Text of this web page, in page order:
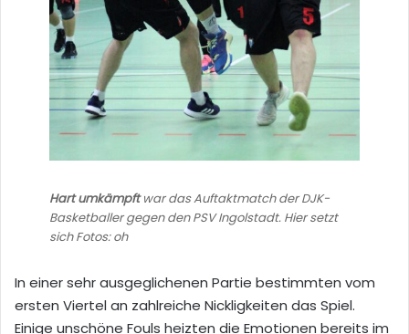
Hart umkämpftwar das Auftaktmatch der DJK-
Basketballer gegen den PSV Ingolstadt. Hier setzt
sich Fotos: oh
In einer sehr ausgeglichenen Partie bestimmten vom
ersten Viertel an zahlreiche Nickligkeiten das Spiel.
Einige unschöne Fouls heizten die Emotionen bereits im